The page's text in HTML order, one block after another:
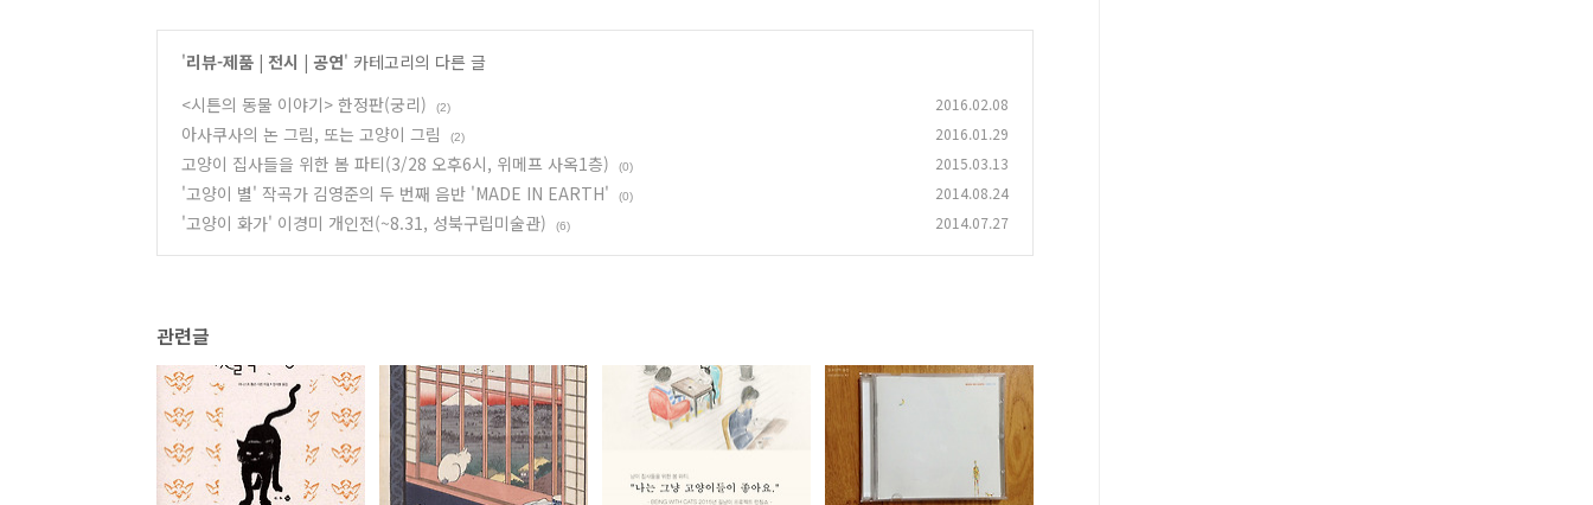
'리뷰-제품 | 전시 | 공연' 카테고리의 다른 글
<시튼의 동물 이야기> 한정판(궁리)
(2) 2016.02.08
아사쿠사의 논 그림, 또는 고양이 그림 (2) 2016.01.29
고양이 집사들을 위한 봄 파티(3/28 오후6시, 위메프 사옥1층) (0) 2015.03.13
'고양이 별' 작곡가 김영준의 두 번째 음반 'MADE IN EARTH' (0) 2014.08.24
'고양이 화가' 이경미 개인전(~8.31, 성북구립미술관) (6) 2014.07.27
관련글